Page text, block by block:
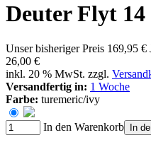
Deuter Flyt 14
Unser bisheriger Preis 169,95 €
26,00 €
inkl. 20 % MwSt. zzgl.
Versandfertig in: 1 Woche
Farbe: turemeric/ivy
In den Warenkorb In